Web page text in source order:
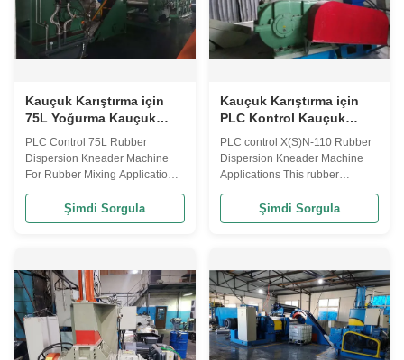
Kauçuk Karıştırma için
75L Yoğurma Kauçuk
Dispersiyon SGS
Yoğurma Makinesi
PLC Control 75L Rubber
Dispersion Kneader Machine
For Rubber Mixing Applications
mainly used for natural rubber,
synthetic rubber, reclaimed
blending, but also for blending
of variety of low viscosity
materials...
Şimdi Sorgula
Kauçuk Karıştırma için
PLC Kontrol Kauçuk
Yoğurma Makinesi 110L
Kauçuk Dispersiyon
Yoğurma
PLC control X(S)N-110 Rubber
Dispersion Kneader Machine
Applications This rubber
for natural rubber, synthetic
rubber, reclaimed rubber and
also for blending of variety of
low viscosity materials. This ...
Şimdi Sorgula